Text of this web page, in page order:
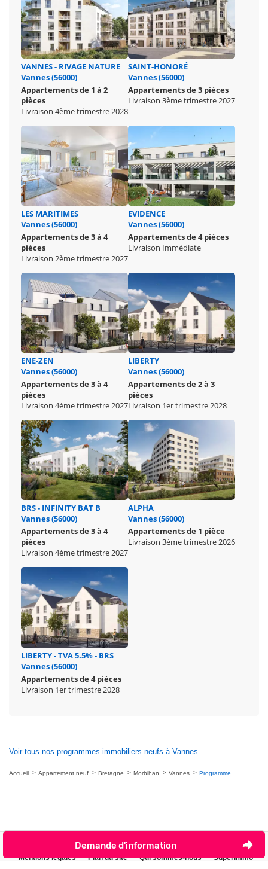
VANNES - RIVAGE NATURE
Vannes (56000)
Appartements de 1 à 2
pièces
Livraison 4ème trimestre 2028
SAINT-HONORÉ
Vannes (56000)
Appartements de 3 pièces
Livraison 3ème trimestre 2027
LES MARITIMES
Vannes (56000)
Appartements de 3 à 4
pièces
Livraison 2ème trimestre 2027
EVIDENCE
Vannes (56000)
Appartements de 4 pièces
Livraison Immédiate
ENE-ZEN
Vannes (56000)
Appartements de 3 à 4
pièces
Livraison 4ème trimestre 2027
LIBERTY
Vannes (56000)
Appartements de 2 à 3
pièces
Livraison 1er trimestre 2028
BRS - INFINITY BAT B
Vannes (56000)
Appartements de 3 à 4
pièces
Livraison 4ème trimestre 2027
ALPHA
Vannes (56000)
Appartements de 1 pièce
Livraison 3ème trimestre 2026
LIBERTY - TVA 5.5% - BRS
Vannes (56000)
Appartements de 4 pièces
Livraison 1er trimestre 2028
Voir tous nos programmes immobiliers neufs à Vannes
Accueil Appartement neuf Bretagne Morbihan Vannes Programme
Demande d'information
Nous contacter
Je ne veux plus être contacté par téléphone
Mentions légales
Plan du site Qui sommes-nous
Superimmo